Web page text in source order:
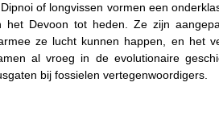
of longvissen vormen een
het Devoon tot heden. Ze zijn
ze lucht kunnen happen, en het
al vroeg in de evolutionaire
bij fossielen vertegenwoordigers.